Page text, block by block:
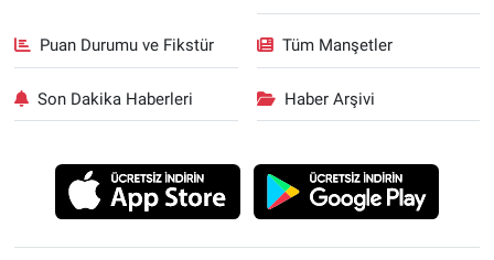
Puan Durumu ve Fikstür Tüm Manşetler
Son Dakika Haberleri Haber Arşivi